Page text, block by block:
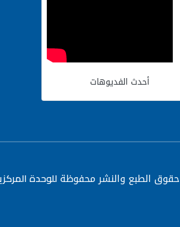
أحدث الفديوهات
حقوق الطبع والنشر محفوظةللوحدة